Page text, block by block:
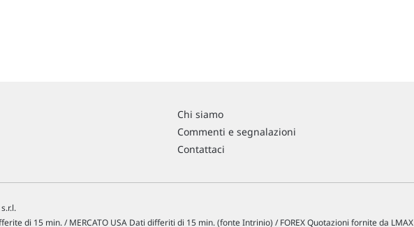
Chi siamo
Commenti e segnalazioni
Contattaci
di 15 min. / MERCATO USA Dati differiti di 15 min. (fonte Intrinio) / FOREX Quotazioni fornite da LMAX